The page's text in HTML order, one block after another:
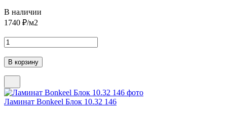
В наличии
1740 ₽/м2
Ламинат Bonkeel Блок 10.32 146